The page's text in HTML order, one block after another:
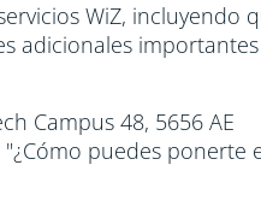
WiZ, incluyendo
adicionales
Campus 48, 5656 AE
puedes ponerte